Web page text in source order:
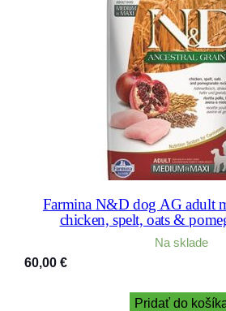
Farmina N&D dog AG adult
chicken, spelt, oats &
Na sklade
60,00 €
Pridať do